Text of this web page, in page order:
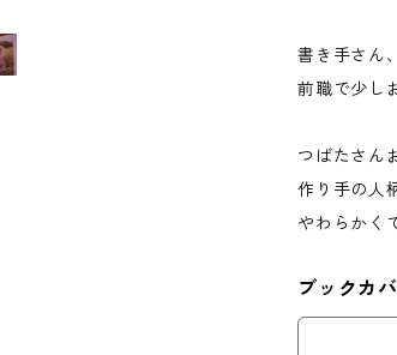
書き手さん
前職で少し
つばたさん
作り手の人
やわらかく
ブックカ